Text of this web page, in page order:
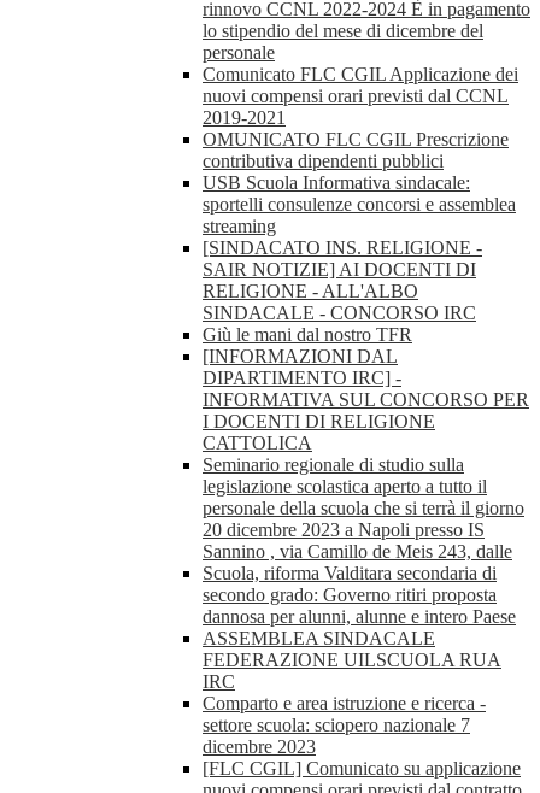
rinnovo CCNL 2022-2024 È in pagamento
lo stipendio del mese di dicembre del
personale
Comunicato FLC CGIL Applicazione dei
nuovi compensi orari previsti dal CCNL
2019-2021
OMUNICATO FLC CGIL Prescrizione
contributiva dipendenti pubblici
USB Scuola Informativa sindacale:
sportelli consulenze concorsi e assemblea
streaming
[SINDACATO INS. RELIGIONE -
SAIR NOTIZIE] AI DOCENTI DI
RELIGIONE - ALL'ALBO
SINDACALE - CONCORSO IRC
Giù le mani dal nostro TFR
[INFORMAZIONI DAL
DIPARTIMENTO IRC] -
INFORMATIVA SUL CONCORSO PER
I DOCENTI DI RELIGIONE
CATTOLICA
Seminario regionale di studio sulla
legislazione scolastica aperto a tutto il
personale della scuola che si terrà il giorno
20 dicembre 2023 a Napoli presso IS
Sannino , via Camillo de Meis 243, dalle
Scuola, riforma Valditara secondaria di
secondo grado: Governo ritiri proposta
dannosa per alunni, alunne e intero Paese
ASSEMBLEA SINDACALE
FEDERAZIONE UILSCUOLA RUA
IRC
Comparto e area istruzione e ricerca -
settore scuola: sciopero nazionale 7
dicembre 2023
[FLC CGIL] Comunicato su applicazione